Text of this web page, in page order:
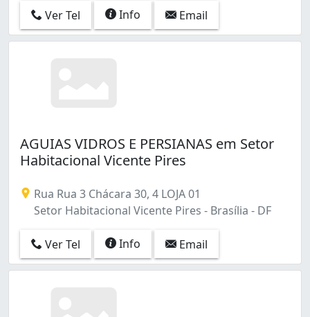
Ver Tel Info Email
AGUIAS VIDROS E PERSIANAS em Setor
Habitacional Vicente Pires
Rua Rua 3 Chácara 30, 4 LOJA 01
Setor Habitacional Vicente Pires - Brasília - DF
Ver Tel Info Email